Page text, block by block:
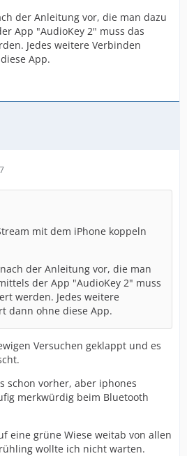
der Anleitung vor, die man dazu
App "AudioKey 2" muss das
Jedes weitere Verbinden
App.
mit dem iPhone koppeln
der Anleitung vor, die man
der App "AudioKey 2" muss
werden. Jedes weitere
dann ohne diese App.
Versuchen geklappt und es
schon vorher, aber iphones
merkwürdig beim Bluetooth
eine grüne Wiese weitab von allen
wollte ich nicht warten.